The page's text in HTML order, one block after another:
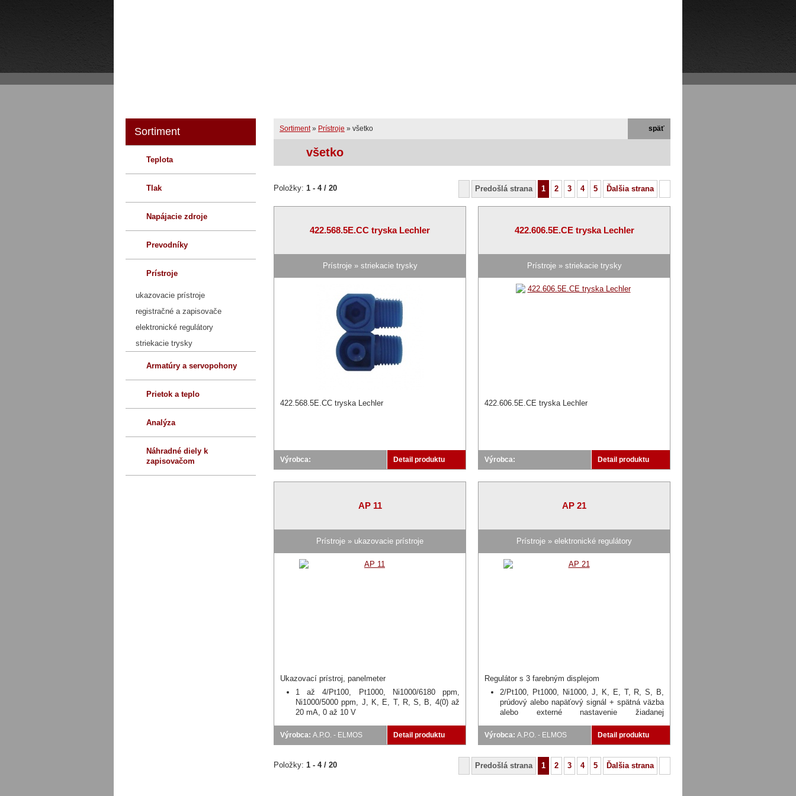
Sortiment
Teplota
Tlak
Napájacie zdroje
Prevodníky
Prístroje
ukazovacie prístroje
registračné a zapisovače
elektronické regulátory
striekacie trysky
Armatúry a servopohony
Prietok a teplo
Analýza
Náhradné diely k
zapisovačom
späť
Sortiment » Prístroje » všetko
všetko
Položky: 1 - 4 / 20 Predošlá strana 1 2 3 4 5 Ďalšia strana
422.568.5E.CC tryska Lechler
Prístroje » striekacie trysky
422.568.5E.CC tryska Lechler
Výrobca: Detail produktu
422.606.5E.CE tryska Lechler
Prístroje » striekacie trysky
422.606.5E.CE tryska Lechler
Výrobca: Detail produktu
AP 11
Prístroje » ukazovacie prístroje
Ukazovací prístroj, panelmeter
1 až 4/Pt100, Pt1000, Ni1000/6180 ppm,
Ni1000/5000 ppm, J, K, E, T, R, S, B, 4(0) až
20 mA, 0 až 10 V
Výrobca: A.P.O. - ELMOS Detail produktu
AP 21
Prístroje » elektronické regulátory
Regulátor s 3 farebným displejom
2/Pt100, Pt1000, Ni1000, J, K, E, T, R, S, B,
prúdový alebo napäťový signál + spätná väzba
alebo externé nastavenie žiadanej
napäťový signál
Výrobca: A.P.O. - ELMOS Detail produktu
Položky: 1 - 4 / 20 Predošlá strana 1 2 3 4 5 Ďalšia strana